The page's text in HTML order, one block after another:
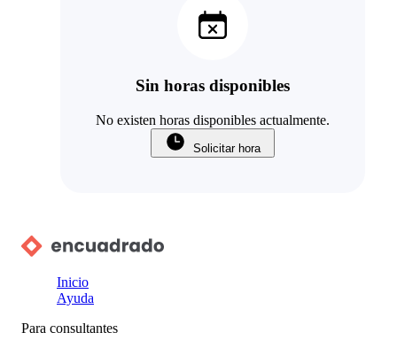
Sin horas disponibles
No existen horas disponibles actualmente.
Solicitar hora
Inicio
Ayuda
Para consultantes